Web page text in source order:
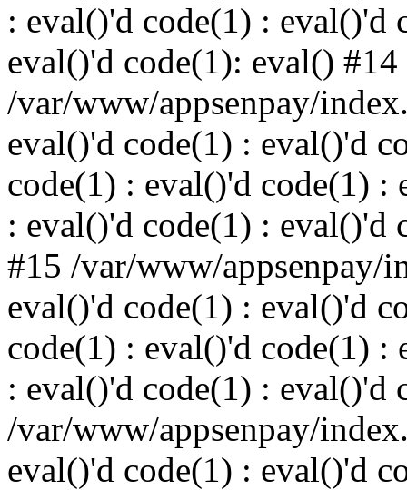
: eval()'d code(1) : eval()'d
eval()'d code(1): eval() #14
/var/www/appsenpay/
eval()'d code(1) : eval()'d
code(1) : eval()'d code(1) :
: eval()'d code(1) : eval()'d
#15 /var/www/appsenpay/
eval()'d code(1) : eval()'d
code(1) : eval()'d code(1) :
: eval()'d code(1) : eval()'d
/var/www/appsenpay/
eval()'d code(1) : eval()'d